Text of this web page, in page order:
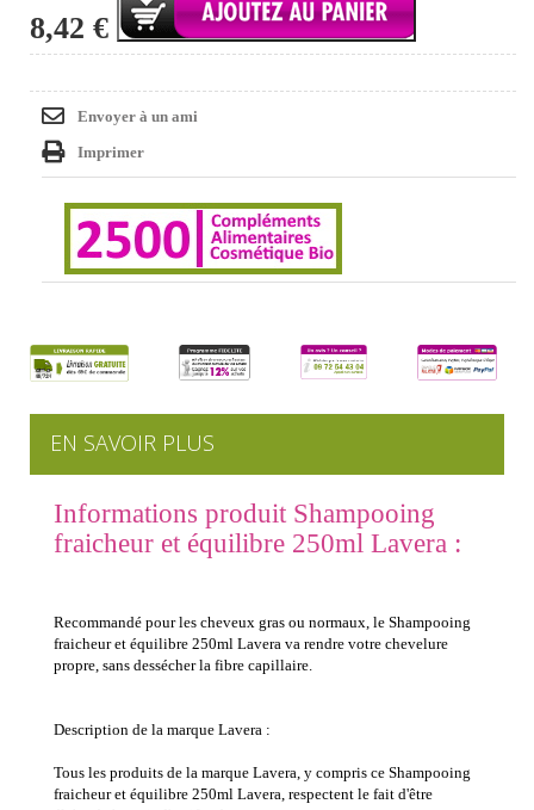
8,42 €
Envoyer à un ami
Imprimer
EN SAVOIR PLUS
Informations produit Shampooing
fraicheur et équilibre 250ml Lavera :
Recommandé pour les cheveux gras ou normaux, le Shampooing
fraicheur et équilibre 250ml Lavera va rendre votre chevelure
propre, sans dessécher la fibre capillaire.
Description de la marque Lavera :
Tous les produits de la marque Lavera, y compris ce Shampooing
fraicheur et équilibre 250ml Lavera, respectent le fait d'être